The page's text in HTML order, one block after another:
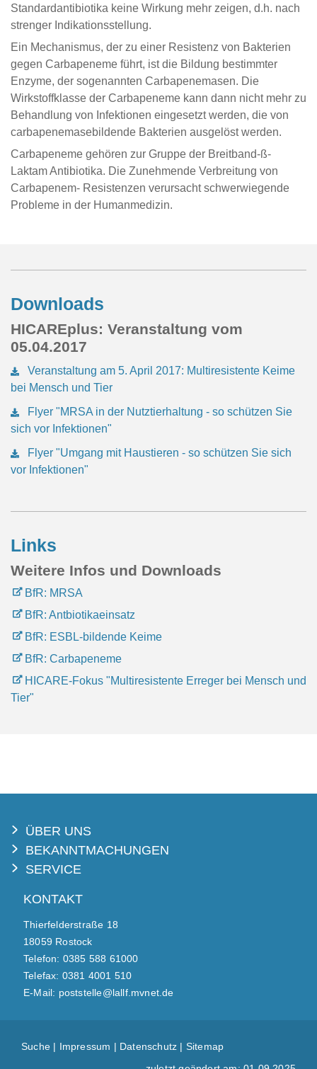
Standardantibiotika keine Wirkung mehr zeigen, d.h. nach
strenger Indikationsstellung.
Ein Mechanismus, der zu einer Resistenz von Bakterien
gegen Carbapeneme führt, ist die Bildung bestimmter
Enzyme, der sogenannten Carbapenemasen. Die
Wirkstoffklasse der Carbapeneme kann dann nicht mehr zu
Behandlung von Infektionen eingesetzt werden, die von
carbapenemasebildende Bakterien ausgelöst werden.
Carbapeneme gehören zur Gruppe der Breitband-ß-
Laktam Antibiotika. Die Zunehmende Verbreitung von
Carbapenem- Resistenzen verursacht schwerwiegende
Probleme in der Humanmedizin.
Downloads
HICAREplus: Veranstaltung vom
05.04.2017
Veranstaltung am 5. April 2017: Multiresistente Keime
bei Mensch und Tier
Flyer "MRSA in der Nutztierhaltung - so schützen Sie
sich vor Infektionen"
Flyer "Umgang mit Haustieren - so schützen Sie sich
vor Infektionen"
Links
Weitere Infos und Downloads
BfR: MRSA
BfR: Antbiotikaeinsatz
BfR: ESBL-bildende Keime
BfR: Carbapeneme
HICARE-Fokus "Multiresistente Erreger bei Mensch und
Tier"
ÜBER UNS
BEKANNTMACHUNGEN
SERVICE
KONTAKT
Thierfelderstraße 18
18059 Rostock
Telefon: 0385 588 61000
Telefax: 0381 4001 510
E-Mail: poststelle@lallf.mvnet.de
Suche | Impressum | Datenschutz | Sitemap